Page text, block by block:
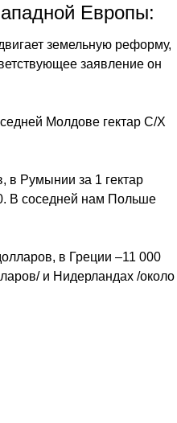
Европы:
земельную реформу,
заявление он
Молдове гектар С/Х
в Румынии за 1 гектар
В соседней нам Польше
в Греции –11 000
и Нидерландах /около